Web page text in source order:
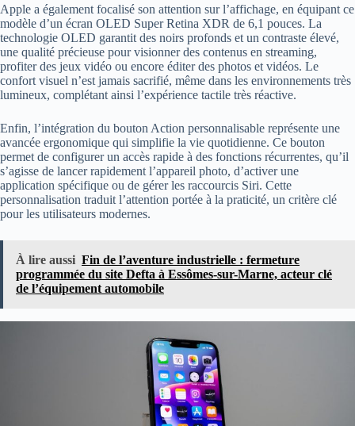
Apple a également focalisé son attention sur l’affichage, en équipant ce
modèle d’un écran OLED Super Retina XDR de 6,1 pouces. La
technologie OLED garantit des noirs profonds et un contraste élevé,
une qualité précieuse pour visionner des contenus en streaming,
profiter des jeux vidéo ou encore éditer des photos et vidéos. Le
confort visuel n’est jamais sacrifié, même dans les environnements très
lumineux, complétant ainsi l’expérience tactile très réactive.
Enfin, l’intégration du bouton Action personnalisable représente une
avancée ergonomique qui simplifie la vie quotidienne. Ce bouton
permet de configurer un accès rapide à des fonctions récurrentes, qu’il
s’agisse de lancer rapidement l’appareil photo, d’activer une
application spécifique ou de gérer les raccourcis Siri. Cette
personnalisation traduit l’attention portée à la praticité, un critère clé
pour les utilisateurs modernes.
À lire aussi Fin de l’aventure industrielle : fermeture
programmée du site Defta à Essômes-sur-Marne, acteur clé
de l’équipement automobile